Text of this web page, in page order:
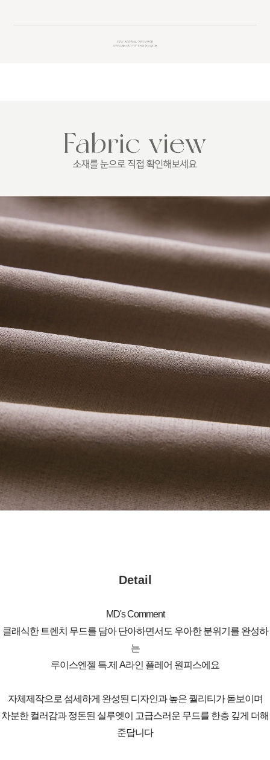
Detail
MD's Comment
클래식한 트렌치 무드를 담아 단아하면서도 우아한 분위기를 완성하
는
루이스엔젤 특.제 A라인 플레어 원피스에요
자체제작으로 섬세하게 완성된 디자인과 높은 퀄리티가 돋보이며
차분한 컬러감과 정돈된 실루엣이 고급스러운 무드를 한층 깊게 더해
준답니다